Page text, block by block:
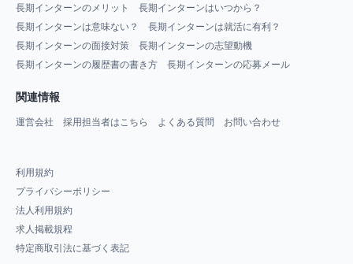
長期インターンのメリット
長期インターンはいつから？
長期インターンは意味ない？
長期インターンは就活に有利？
長期インターンの面接対策
長期インターンの志望動機
長期インターンの履歴書の書き方
長期インターンの応募メール
関連情報
運営会社 採用担当者はこちら よくある質問 お問い合わせ
利用規約
プライバシーポリシー
法人利用規約
求人掲載規程
特定商取引法に基づく表記